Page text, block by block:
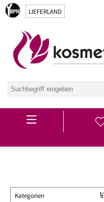
LIEFERLAND
Hauptmenü
Kategorien